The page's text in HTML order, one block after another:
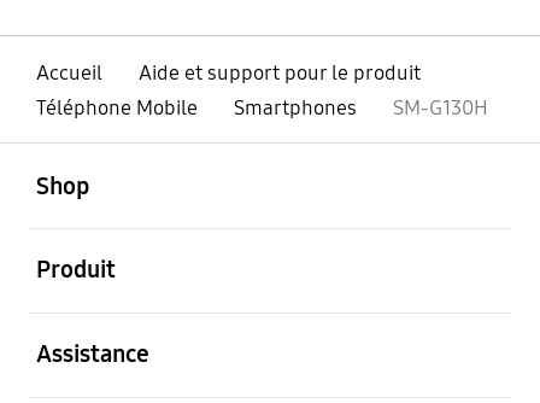
Accueil
Aide et support pour le produit
Téléphone Mobile
Smartphones SM-G130H
Shop
Produit
Assistance